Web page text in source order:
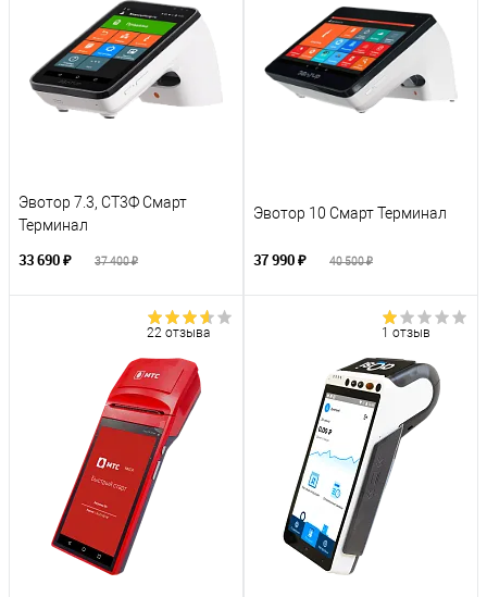
Эвотор 7.3, СТ3Ф Смарт
Терминал
33 690 ₽ 37 400 ₽
Эвотор 10 Смарт Терминал
37 990 ₽ 40 500 ₽
22 отзыва 1 отзыв